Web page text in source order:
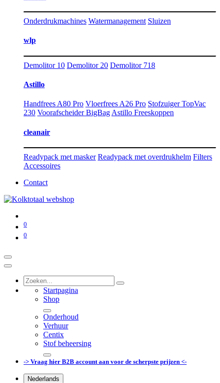
Onderdrukmachines Watermanagement Sluizen
wlp
Demolitor 10 Demolitor 20 Demolitor 718
Astillo
Handfrees A80 Pro Vloerfrees A26 Pro Stofzuiger TopVac
230 Voorafscheider BigBag Astillo Freeskoppen
cleanair
Readypack met masker Readypack met overdrukhelm Filters
Accessoires
Contact
0
0
Startpagina
Shop
Onderhoud
Verhuur
Centix
Stof beheersing
-> Vraag hier B2B account aan voor de scherpste prijzen <-
Nederlands